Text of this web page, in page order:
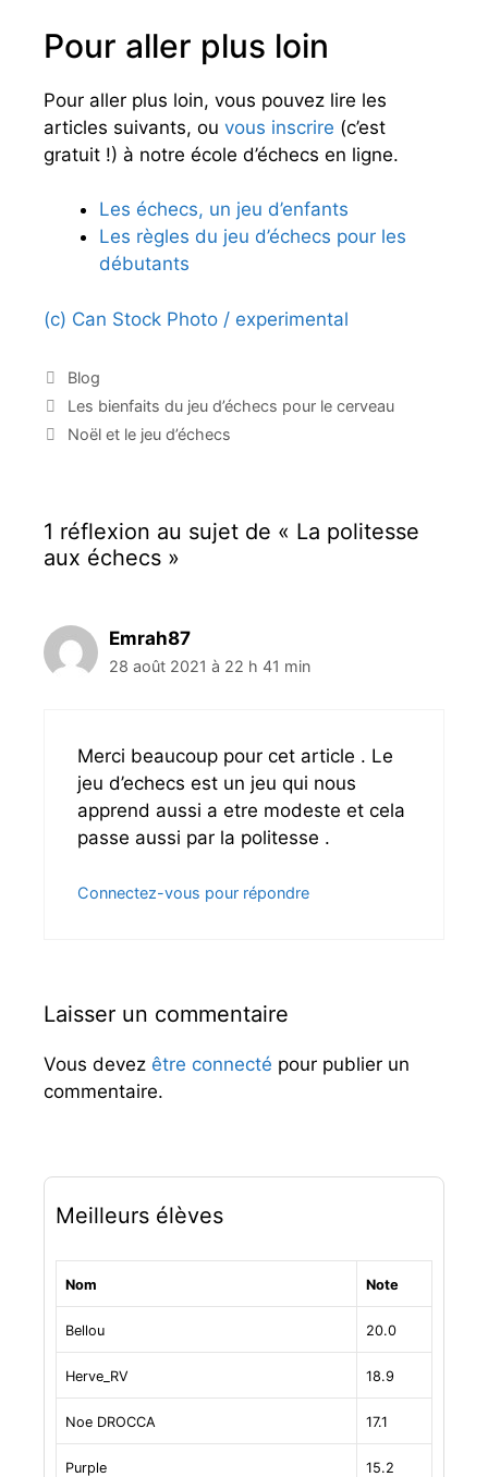
Pour aller plus loin
Pour aller plus loin, vous pouvez lire les
articles suivants, ou vous inscrire (c’est
gratuit !) à notre école d’échecs en ligne.
Les échecs, un jeu d’enfants
Les règles du jeu d’échecs pour les
débutants
(c) Can Stock Photo / experimental
C
a
é
i
e
Blog
N
a
a
t
i
d
e
Les bienfaits du jeu d’échecs pour le cerveau
Noël et le jeu d’échecs
1 réflexion au sujet de « La politesse
aux échecs »
Emrah87
28 août 2021 à 22 h 41 min
Merci beaucoup pour cet article . Le
jeu d’echecs est un jeu qui nous
apprend aussi a etre modeste et cela
passe aussi par la politesse .
Connectez-vous pour répondre
Laisser un commentaire
Vous devez être connecté pour publier un
commentaire.
Meilleurs élèves
Nom Note
Bellou 20.0
Herve_RV 18.9
Noe DROCCA 17.1
Purple 15.2